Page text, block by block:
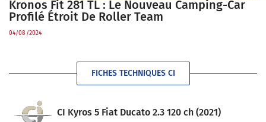
Kronos Fit 281 TL : Le Nouveau Camping-Car
Profilé Étroit De Roller Team
04/08/2024
FICHES TECHNIQUES CI
CI Kyros 5 Fiat Ducato 2.3 120 ch (2021)